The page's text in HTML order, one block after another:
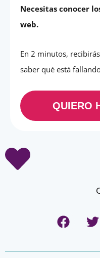
Necesitas conocer
web.
En 2 minutos,
saber qué está
QUIERO